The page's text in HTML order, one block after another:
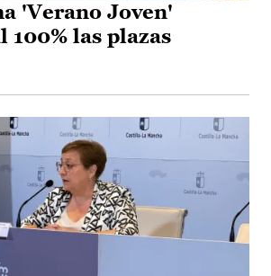
'Verano Joven'
100% las plazas